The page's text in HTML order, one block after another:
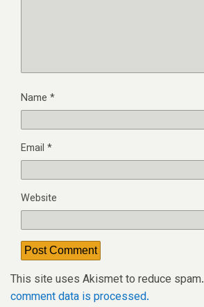
Name *
Email *
Website
This site uses Akismet to reduce spam.
comment data is processed.